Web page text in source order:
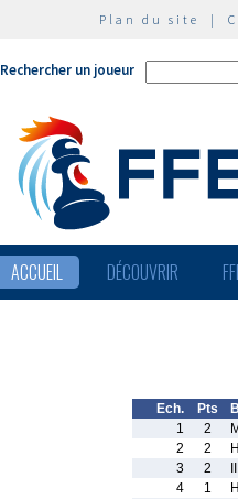
Plan du site |
Rechercher un joueur
ACCUEIL DÉCOUVRIR
Ech. Pts
1
2
2
2
3
2
4
1